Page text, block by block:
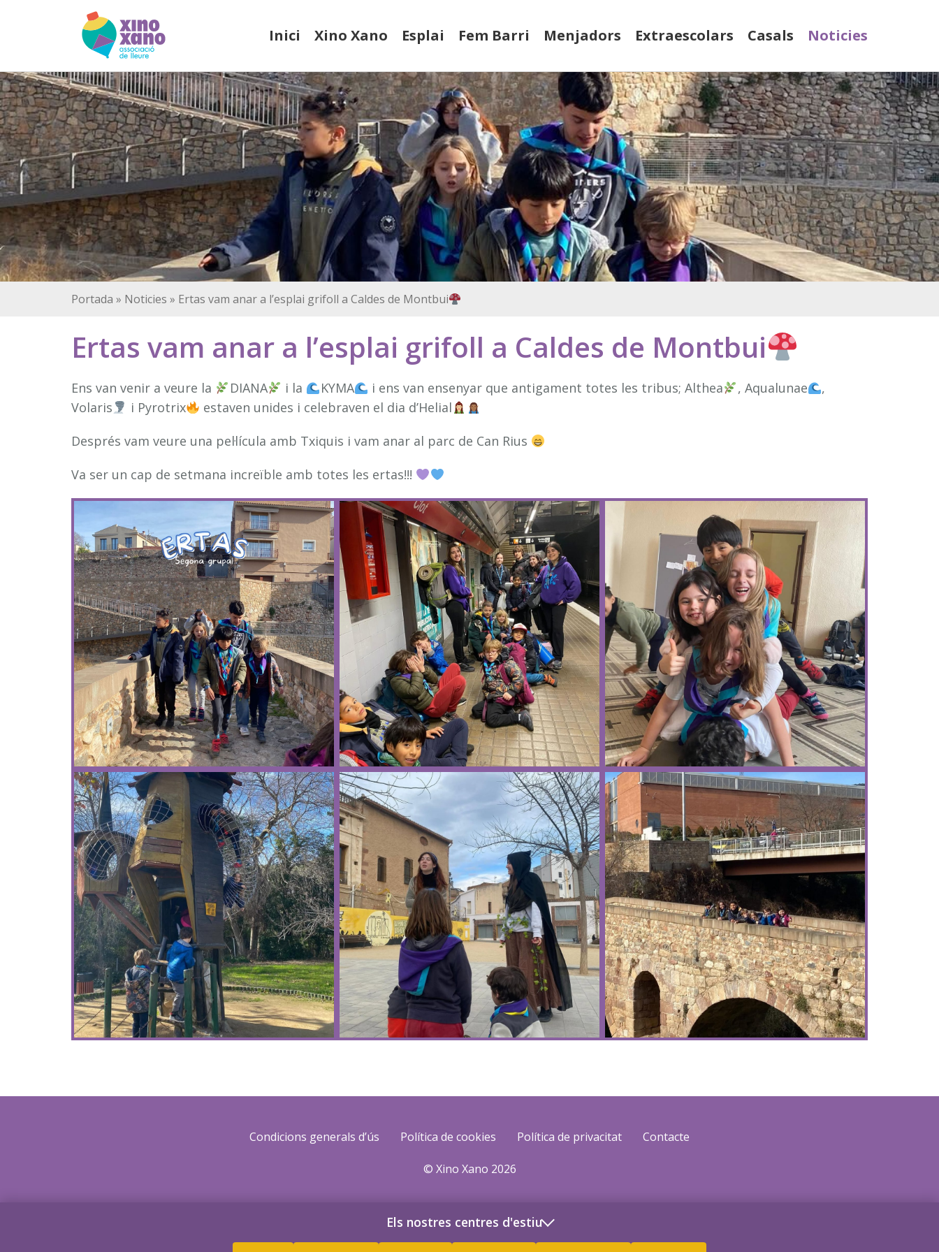
Inici Xino Xano Esplai Fem Barri Menjadors Extraescolars Casals Noticies
Portada » Noticies » Ertas vam anar a l’esplai grifoll a Caldes de Montbui
Ertas vam anar a l’esplai grifoll a Caldes de Montbui
Ens van venir a veure la DIANA i la KYMA i ens van ensenyar que antigament totes les tribus; Althea , Aqualunae
,
Volaris
i Pyrotrix
estaven unides i celebraven el dia d’Helial
Després vam veure una pel·lícula amb Txiquis i vam anar al parc de Can Rius
Va ser un cap de setmana increïble amb totes les ertas!!!
Condicions generals d’ús Política de cookies Política de privacitat Contacte
© Xino Xano 2026
Els nostres centres d'estiu